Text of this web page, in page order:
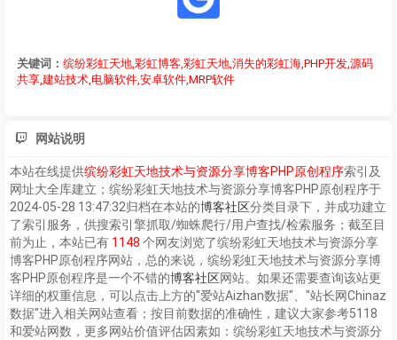
关键词： 缤纷彩虹天地,彩虹博客,彩虹天地,消失的彩虹海,PHP开发,源码
共享,建站技术,电脑软件,安卓软件,MRP软件
网站说明
本站在线提供缤纷彩虹天地技术与资源分享博客PHP原创程序索引及
网址大全库建立； 缤纷彩虹天地技术与资源分享博客PHP原创程序于
2024-05-28 13:47:32归档在本站的博客社区分类目录下，并成功建立
了索引服务，供搜索引擎抓取/蜘蛛爬行/用户查找/检索服务；截至目
前为止，本站已有 1148 个网友浏览了缤纷彩虹天地技术与资源分享
博客PHP原创程序网站，总的来说， 缤纷彩虹天地技术与资源分享博
客PHP原创程序是一个不错的博客社区网站。如果还需要查询该站更
详细的权重信息，可以点击上方的"爱站Aizhan数据"、"站长网Chinaz
数据"进入相关网站查看；按目前数据的准确性，建议大家参考5118
和爱站网数，更多网站价值评估因素如： 缤纷彩虹天地技术与资源分